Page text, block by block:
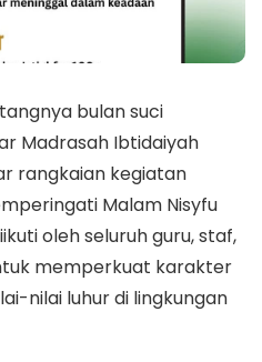
bulan suci
Madrasah Ibtidaiyah
rangkaian kegiatan
Malam Nisyfu
oleh seluruh guru, staf,
memperkuat karakter
nilai luhur di lingkungan